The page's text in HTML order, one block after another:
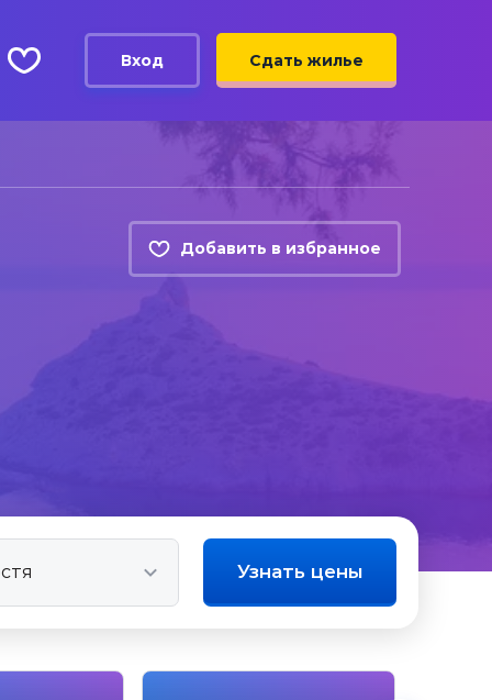
Вход Сдать жилье
Добавить в избранное
Узнать цены